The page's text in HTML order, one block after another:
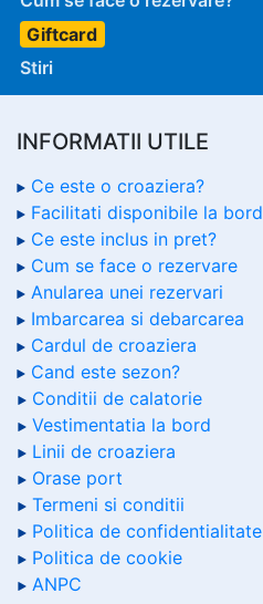
Giftcard
Stiri
INFORMATII UTILE
Ce este o croaziera?
Facilitati disponibile la bord
Ce este inclus in pret?
Cum se face o rezervare
Anularea unei rezervari
Imbarcarea si debarcarea
Cardul de croaziera
Cand este sezon?
Conditii de calatorie
Vestimentatia la bord
Linii de croaziera
Orase port
Termeni si conditii
Politica de confidentialitate
Politica de cookie
ANPC